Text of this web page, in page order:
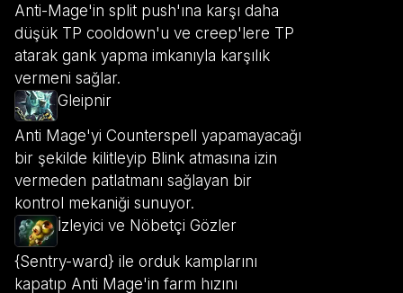
Anti-Mage'in split push'ına karşı daha
düşük TP cooldown'u ve creep'lere TP
atarak gank yapma imkanıyla karşılık
vermeni sağlar.
Gleipnir
Anti Mage'yi Counterspell yapamayacağı
bir şekilde kilitleyip Blink atmasına izin
vermeden patlatmanı sağlayan bir
kontrol mekaniği sunuyor.
İzleyici ve Nöbetçi Gözler
{Sentry-ward} ile orduk kamplarını
kapatıp Anti Mage'in farm hızını